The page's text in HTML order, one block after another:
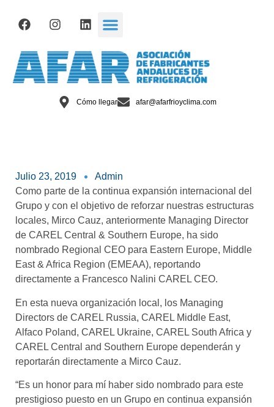
Cómo llegar afar@afarfrioyclima.com
Julio 23, 2019
Admin
Como parte de la continua expansión internacional del
Grupo y con el objetivo de reforzar nuestras estructuras
locales, Mirco Cauz, anteriormente Managing Director
de CAREL Central & Southern Europe, ha sido
nombrado Regional CEO para Eastern Europe, Middle
East & Africa Region (EMEAA), reportando
directamente a Francesco Nalini CAREL CEO.
En esta nueva organización local, los Managing
Directors de CAREL Russia, CAREL Middle East,
Alfaco Poland, CAREL Ukraine, CAREL South Africa y
CAREL Central and Southern Europe dependerán y
reportarán directamente a Mirco Cauz.
“Es un honor para mí haber sido nombrado para este
prestigioso puesto en un Grupo en continua expansión